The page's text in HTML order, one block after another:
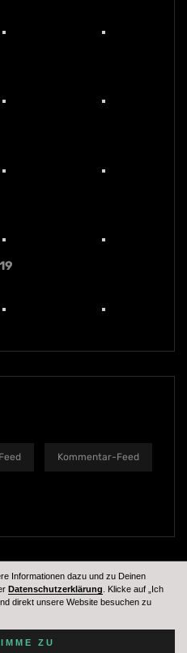
Informationen dazu und zu Deinen
Datenschutzerklärung . Klicke auf „Ich
direkt unsere Website besuchen zu
ZU
Kommentar-Feed
MC © 2024